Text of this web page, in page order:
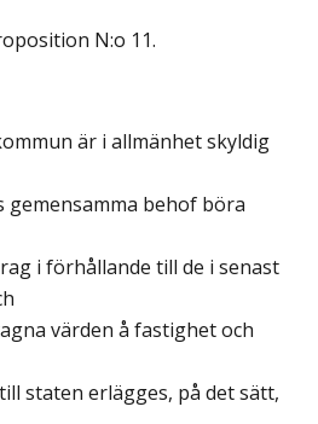
N:o 11.
är i allmänhet skyldig
behof böra
i förhållande till de i senast
värden å fastighet och
staten erlägges, på det sätt,